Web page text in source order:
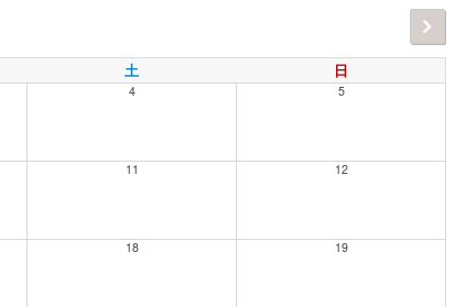
土 日
4 5
11 12
18 19